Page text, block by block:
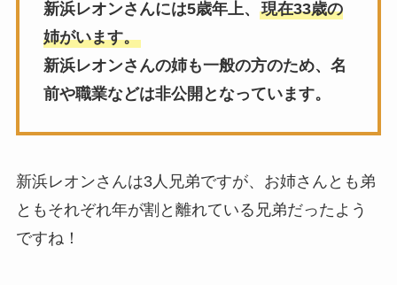
新浜レオンさんには5歳年上、 現在33歳の
姉がいます。
新浜レオンさんの姉も一般の方のため、名
前や職業などは非公開となっています。
新浜レオンさんは3人兄弟ですが、お姉さんとも弟
ともそれぞれ年が割と離れている兄弟だったよう
ですね！